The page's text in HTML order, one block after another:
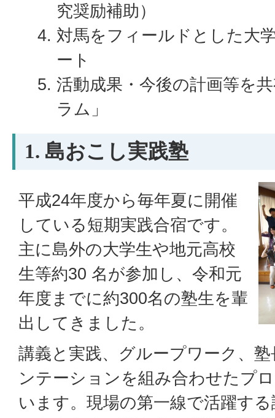
究奨励補助）
対馬をフィールドとした大
ート
活動成果・今後の計画等を
ラム」
1. 島おこし実践塾
平成24年度から毎年夏に開催
している短期実践合宿です。
主に島外の大学生や地元高校
生等約30 名が参加し、令和元
年度までに約300名の塾生を輩
出してきました。
講義と実践、グループワーク、
ンテーションを組み合わせたプ
います。現場の第一線で活躍す